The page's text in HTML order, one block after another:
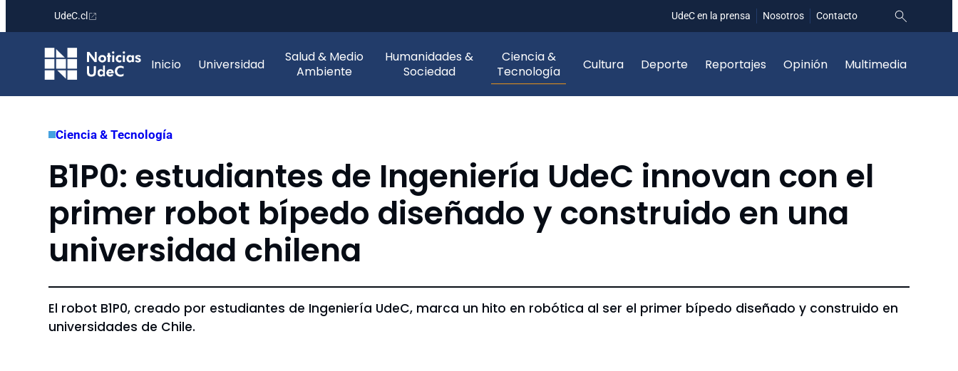
contenido
UdeC.cl UdeC en la prensa Nosotros Contacto
Inicio Universidad
Salud & Medio
Ambiente
Humanidades &
Sociedad
Ciencia &
Tecnología
Cultura Deporte Reportajes Opinión Multimedia
Ciencia & Tecnología
B1P0: estudiantes de Ingeniería UdeC innovan con el
primer robot bípedo diseñado y construido en una
universidad chilena
El robot B1P0, creado por estudiantes de Ingeniería UdeC, marca un hito en robótica al ser el primer bípedo diseñado y construido en
universidades de Chile.